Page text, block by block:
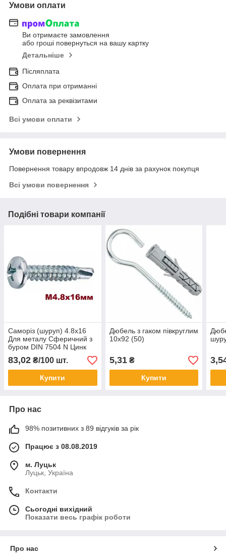
Умови оплати
Ви отримаєте замовлення
або гроші повернуться на вашу картку
Детальніше
Післяплата
Оплата при отриманні
Оплата за реквізитами
Всі умови оплати
Умови повернення
Повернення товару впродовж 14 днів за рахунок покупця
Всі умови повернення
Подібні товари компанії
Саморіз (шуруп) 4.8х16
Для металу Сферичний з
буром DIN 7504 N Цинк
83,02 ₴/100 шт.
Купити
Дюбель з гаком півкруглим
10x92 (50)
5,31₴
Купити
Про нас
98% позитивних з 89 відгуків за рік
Працює з 08.08.2019
м. Луцьк
Луцьк, Україна
Контакти
Сьогодні вихідний
Показати весь графік роботи
Про нас